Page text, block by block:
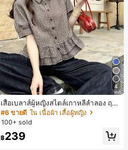
4
เสื้อเบลาส์ผู้หญิงสไตล์เกาหลีลำลอง ฤดู
ใบไม้ผลิ/ฤดูร้อนใหม่ ชายระบาย ชิคแล
ะหรูหรา
#6 ขายดี ใน เนื้อผ้า เสื้อผู้หญิง
100+ sold
฿239